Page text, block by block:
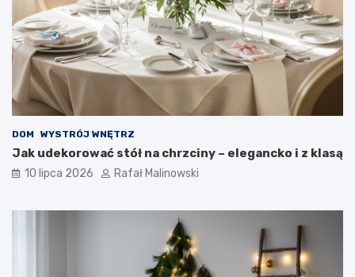
DOM WYSTRÓJ WNĘTRZ
Jak udekorować stół na chrzciny – elegancko i z klasą
10 lipca 2026 Rafał Malinowski